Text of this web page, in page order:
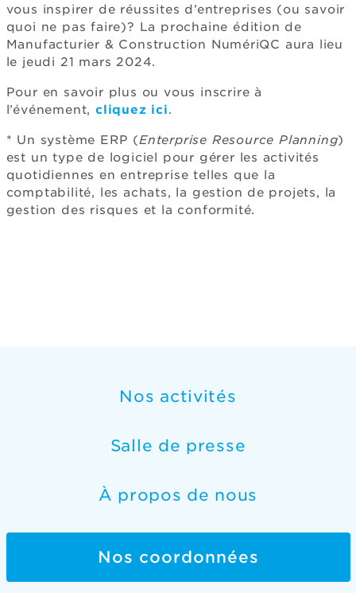
vous inspirer de réussites d’entreprises (ou savoir
quoi ne pas faire)? La prochaine édition de
Manufacturier & Construction NumériQC aura lieu
le jeudi 21 mars 2024.
Pour en savoir plus ou vous inscrire à
l’événement, cliquez ici.
* Un système ERP (Enterprise Resource Planning)
est un type de logiciel pour gérer les activités
quotidiennes en entreprise telles que la
comptabilité, les achats, la gestion de projets, la
gestion des risques et la conformité.
Nos activités
Salle de presse
À propos de nous
Nos coordonnées